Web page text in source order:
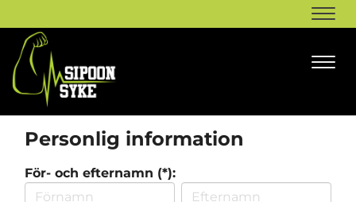
Personlig information
För- och efternamn (*):